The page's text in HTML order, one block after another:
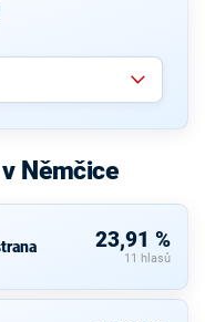
Němčice
23,91 %
11 hlasů